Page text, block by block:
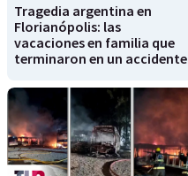
Tragedia argentina en
Florianópolis: las
vacaciones en familia que
terminaron en un accidente